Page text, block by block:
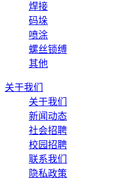
焊接
码垛
喷涂
螺丝锁缚
其他
关于我们
关于我们
新闻动态
社会招聘
校园招聘
联系我们
隐私政策